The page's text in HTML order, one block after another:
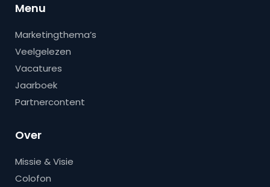
Menu
Marketingthema’s
Veelgelezen
Vacatures
Jaarboek
Partnercontent
Over
Missie & Visie
Colofon